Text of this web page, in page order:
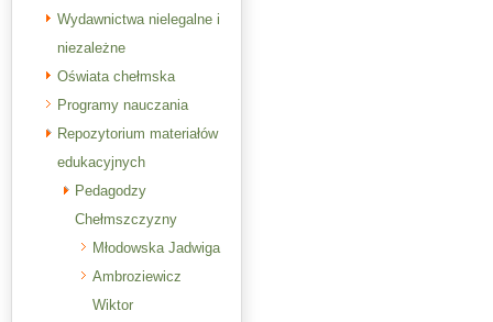
Wydawnictwa nielegalne i
niezależne
Oświata chełmska
Programy nauczania
Repozytorium materiałów
edukacyjnych
Pedagodzy
Chełmszczyzny
Młodowska Jadwiga
Ambroziewicz
Wiktor